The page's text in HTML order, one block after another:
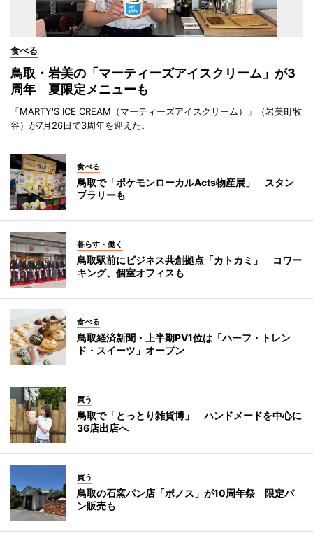
食べる
鳥取・岩美の「マーティーズアイスクリーム」が3
周年 夏限定メニューも
「MARTY'S ICE CREAM（マーティーズアイスクリーム）」（岩美町牧
谷）が7月26日で3周年を迎えた。
食べる
鳥取で「ポケモンローカルActs物産展」 スタン
プラリーも
暮らす・働く
鳥取駅前にビジネス共創拠点「カトカミ」 コワー
キング、個室オフィスも
食べる
鳥取経済新聞・上半期PV1位は「ハーフ・トレン
ド・スイーツ」オープン
買う
鳥取で「とっとり雑貨博」 ハンドメードを中心に
36店出店へ
買う
鳥取の石窯パン店「ボノス」が10周年祭 限定パ
ン販売も